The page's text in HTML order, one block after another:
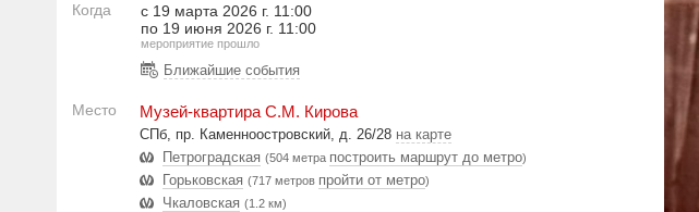
Когда
с 19 марта 2026 г. 11:00
по 19 июня 2026 г. 11:00
мероприятие прошло
Ближайшие события
Место Музей-квартира С.М. Кирова
СПб, пр. Каменноостровский, д. 26/28 на карте
Петроградская (504 метра построить маршрут до метро)
Горьковская (717 метров пройти от метро)
Чкаловская (1.2 км)